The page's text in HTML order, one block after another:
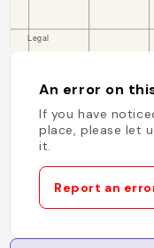
An error on
If you have
place, please let
it.
Report an